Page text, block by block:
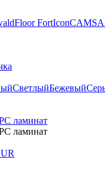
Floor FortIcon
СветлыйБежевый
ламинат
ламинат